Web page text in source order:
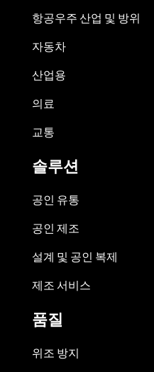
항공우주 산업 및 방위
자동차
산업용
의료
교통
솔루션
공인 유통
공인 제조
설계 및 공인 복제
제조 서비스
품질
위조 방지